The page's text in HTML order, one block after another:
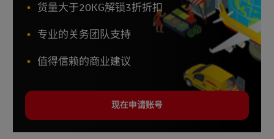
货量大于20KG解锁3折折扣
专业的关务团队支持
值得信赖的商业建议
现在申请账号